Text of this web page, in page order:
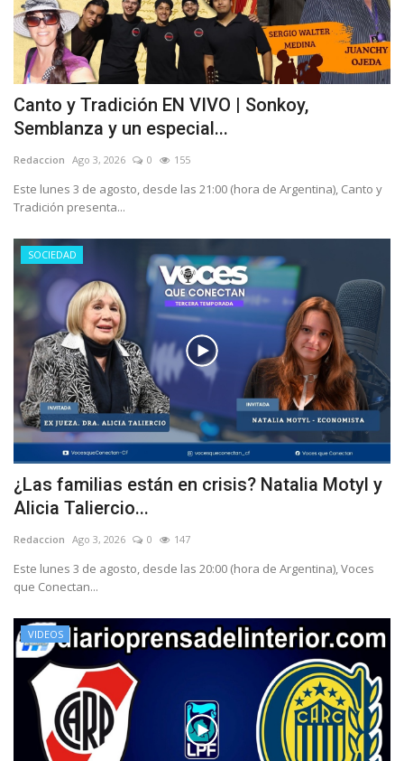
Canto y Tradición EN VIVO | Sonkoy,
Semblanza y un especial...
Redaccion Ago 3, 2026 0 155
Este lunes 3 de agosto, desde las 21:00 (hora de Argentina), Canto y
Tradición presenta...
SOCIEDAD
¿Las familias están en crisis? Natalia Motyl y
Alicia Taliercio...
Redaccion Ago 3, 2026 0 147
Este lunes 3 de agosto, desde las 20:00 (hora de Argentina), Voces
que Conectan...
VIDEOS